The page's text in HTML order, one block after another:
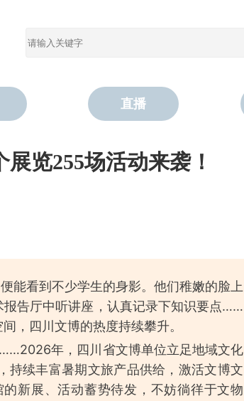
直播
览255场活动来袭！
能看到不少学生的身影。他们稚嫩的脸上
报告厅中听讲座，认真记录下知识要点……
，四川文博的热度持续攀升。
年，四川省文博单位立足地域文化
续丰富暑期文旅产品供给，激活文博文
新展、活动蓄势待发，不妨徜徉于文物